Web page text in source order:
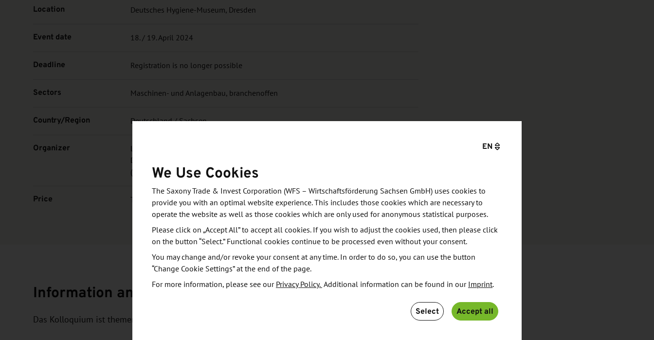
Location Deutsches Hygiene-Museum, Dresden
Event date 18. / 19. April 2024
Deadline Registration is no longer possible
Sectors Maschinen- und Anlagenbau, branchenoffen
Country/Region Deutschland / Sachsen
Organizer
Lehrstuhl für Holztechnik und Faserwerkstofftechnik der Technischen Universität
Dresden, unterstützt vom Verein akademische Holzingenieure an der TU Dresden e. V.
(VAH)
Price Tagungsgebühr siehe Webseite des Veranstalters
Information and objective
Das Kolloquium ist themenoffen, mit einem Schwerpunkt auf "Holz im Maschinenbau".
EN
We Use Cookies
The Saxony Trade & Invest Corporation (WFS – Wirtschaftsförderung Sachsen GmbH) uses cookies to
provide you with an optimal website experience. This includes those cookies which are necessary to
operate the website as well as those cookies which are only used for anonymous statistical purposes.
Please click on „Accept All” to accept all cookies. If you wish to adjust the cookies used, then please click
on the button “Select.” Functional cookies continue to be processed even without your consent.
You may change and/or revoke your consent at any time. In order to do so, you can use the button
“Change Cookie Settings” at the end of the page.
For more information, please see our Privacy Policy. Additional information can be found in our Imprint.
Select Accept all